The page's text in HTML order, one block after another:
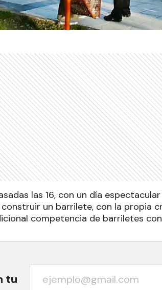
las 16, con un día
un barrilete, con la propia
competencia de barriletes
tu